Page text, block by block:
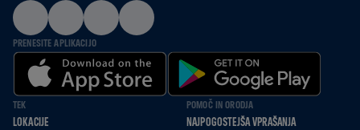
PRENESITE APLIKACIJO
TEK
LOKACIJE
POMOČ IN ORODJA
NAJPOGOSTEJŠA VPRAŠANJA